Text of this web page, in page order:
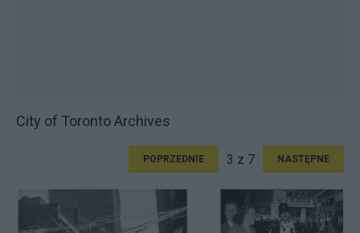
City of Toronto Archives
POPRZEDNIE 3 z 7 NASTĘPNE